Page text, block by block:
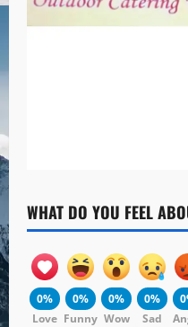
WHAT DO YOU FEEL
0%
Love
0%
Funny
0%
Wow
0%
Sad